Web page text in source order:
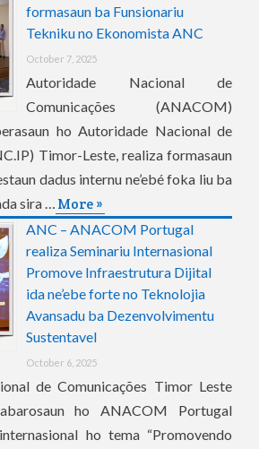
formasaun ba Funsionariu
Tekniku no Ekonomista ANC
October 7, 2025
Autoridade Nacional de
Comunicações (ANACOM)
ho Autoridade Nacional de
Timor-Leste, realiza formasaun
dadus internu ne’ebé foka liu ba
sira … More »
ANC – ANACOM Portugal
realiza Seminariu Internasional
Promove Infraestrutura Dijital
ida ne’ebe forte no Teknolojia
Avansadu ba Dezenvolvimentu
Sustentavel
October 6, 2025
de Comunicações Timor Leste
ho ANACOM Portugal
ho tema “Promovendo